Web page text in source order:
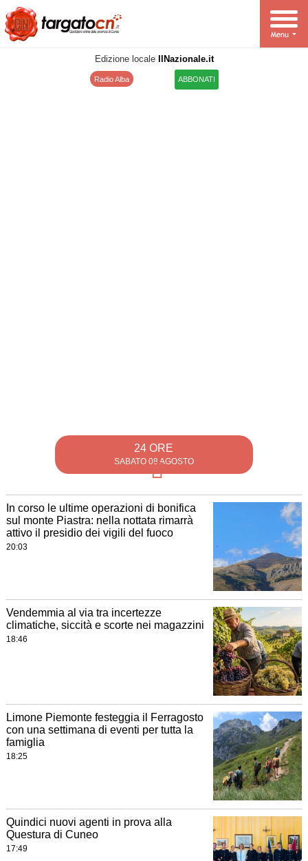
Edizione locale IlNazionale.it
Radio Alba ABBONATI
24 ORE
SABATO 08 AGOSTO
In corso le ultime operazioni di bonifica
sul monte Piastra: nella nottata rimarrà
attivo il presidio dei vigili del fuoco
20:03
Vendemmia al via tra incertezze
climatiche, siccità e scorte nei magazzini
18:46
Limone Piemonte festeggia il Ferragosto
con una settimana di eventi per tutta la
famiglia
18:25
Quindici nuovi agenti in prova alla
Questura di Cuneo
17:49